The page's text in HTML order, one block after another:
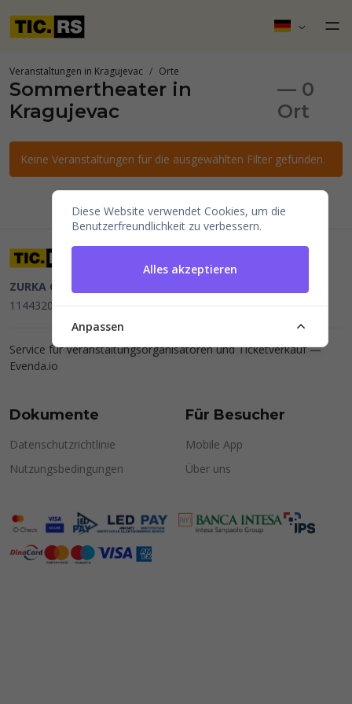
Veranstaltungen in Kragujevac Orte
Sommertheater in
Kragujevac
— 0
Ort
Keine Veranstaltungen für die ausgewählten Filter gefunden.
ZURKA CE BITI DOO
114432064, MB 22023195,mail@tic.rs, +381 63 173 3142
Service für Veranstaltungsorganisatoren und Ticketverkauf —
Evenda.io
Dokumente
Datenschutzrichtlinie
Nutzungsbedingungen
Für Besucher
Mobile App
Über uns
Diese Website verwendet Cookies, um die
Benutzerfreundlichkeit zu verbessern.
Alles akzeptieren
Anpassen